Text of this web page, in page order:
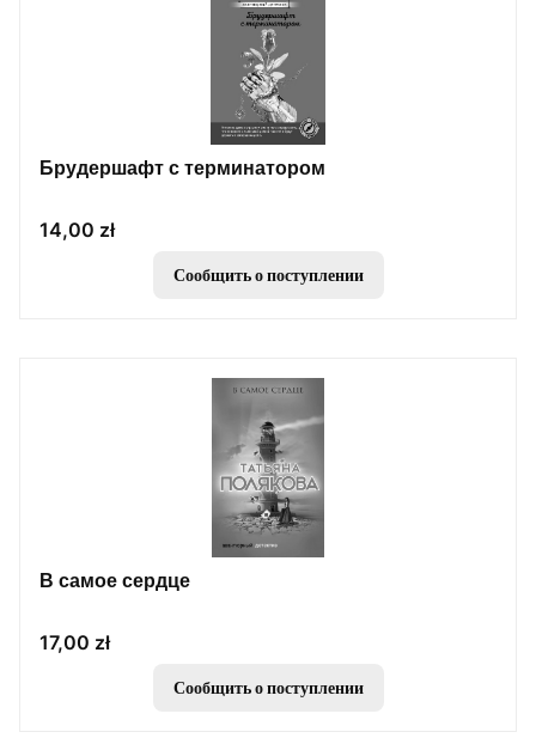
Брудершафт с терминатором
Цена
14,00 zł
Сообщить о поступлении
В самое сердце
Цена
17,00 zł
Сообщить о поступлении